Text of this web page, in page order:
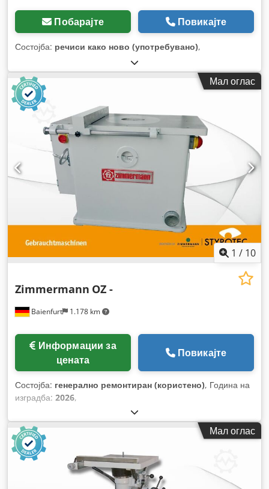
Побарајте Повикајте
Состојба: речиси како ново (употребувано),
Мал оглас
1 / 10
Baienfurt 1.178 km
Zimmermann OZ -
цената
Повикајте
Состојба: генерално ремонтиран (користено), Година на
изградба: 2026,
Мал оглас